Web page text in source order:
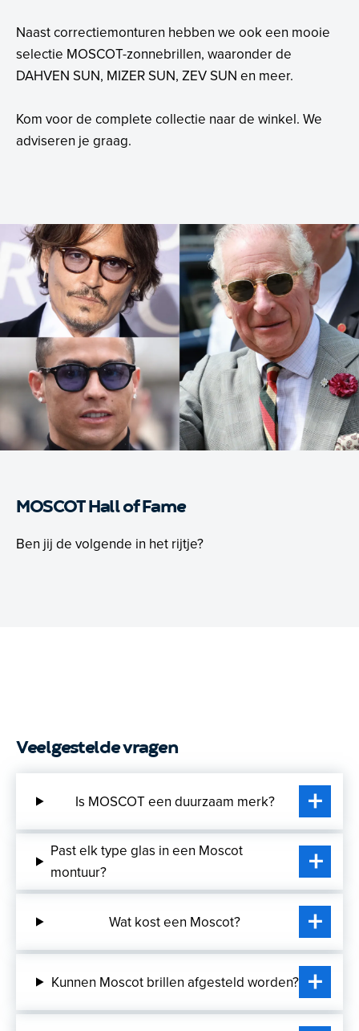
Naast correctiemonturen hebben we ook een mooie
selectie MOSCOT-zonnebrillen, waaronder de
DAHVEN SUN, MIZER SUN, ZEV SUN en meer.
Kom voor de complete collectie naar de winkel. We
adviseren je graag.
MOSCOT Hall of Fame
Ben jij de volgende in het rijtje?
Veelgestelde vragen
Is MOSCOT een duurzaam merk?
Past elk type glas in een Moscot
montuur?
Wat kost een Moscot?
Kunnen Moscot brillen afgesteld worden?